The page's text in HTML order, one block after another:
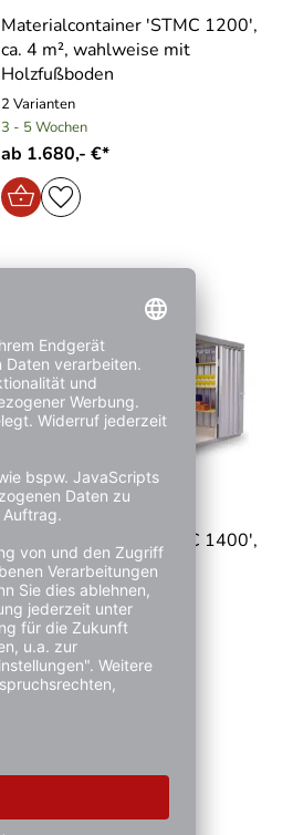
Materialcontainer ′STMC 1200′,
ca. 4 m², wahlweise mit
Holzfußboden
2 Varianten
3 - 5 Wochen
ab 1.680,- €*
Materialcontainer ′STMC 1400′,
ca. 8 m², wahlweise mit
Holzfußboden
Verschiedene Varianten
3 - 5 Wochen
2.150,- €*